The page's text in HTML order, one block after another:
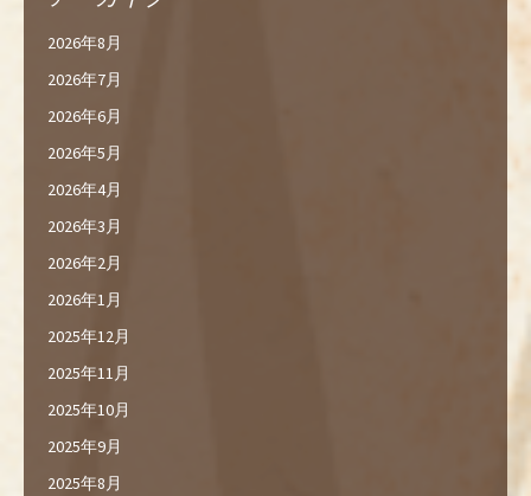
2026年8月
2026年7月
2026年6月
2026年5月
2026年4月
2026年3月
2026年2月
2026年1月
2025年12月
2025年11月
2025年10月
2025年9月
2025年8月